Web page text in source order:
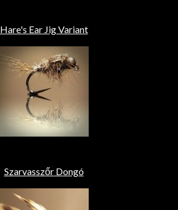
Hare's Ear Jig Variant
Szarvasszőr Dongó